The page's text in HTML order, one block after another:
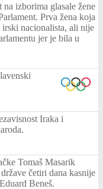
izborima glasale žene
Prva žena koja
nacionalista, ali nije
jer je bila u
Iraka i
Tomaš Masarik
četiri dana kasnije
Beneš.